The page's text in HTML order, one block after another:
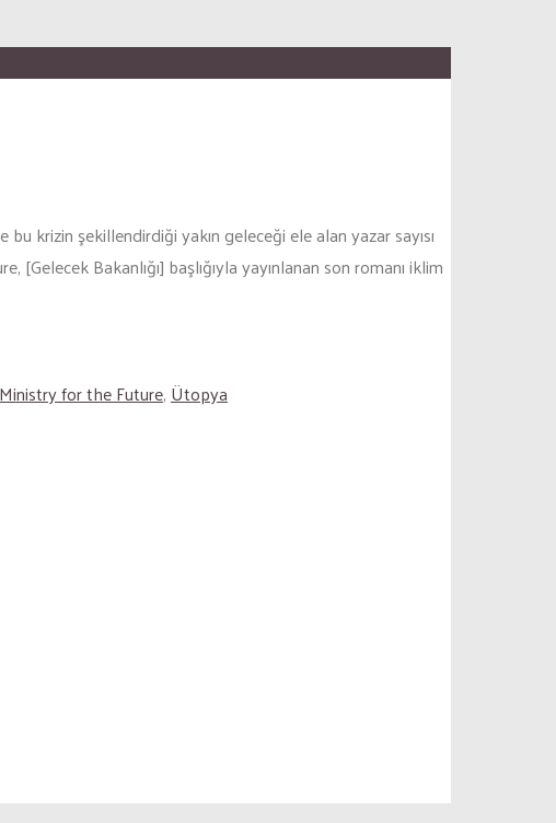
krizin şekillendirdiği yakın geleceği ele alan yazar sayısı
Bakanlığı] başlığıyla yayınlanan son romanı iklim
for the Future,Ütopya